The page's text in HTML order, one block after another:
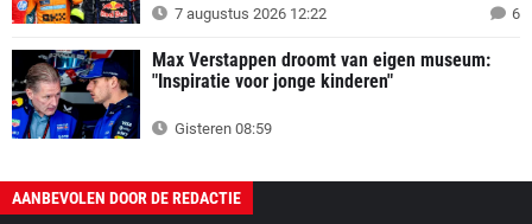
7 augustus 2026 12:22 6
Max Verstappen droomt van eigen museum:
"Inspiratie voor jonge kinderen"
Gisteren 08:59
AANBEVOLEN DOOR DE REDACTIE